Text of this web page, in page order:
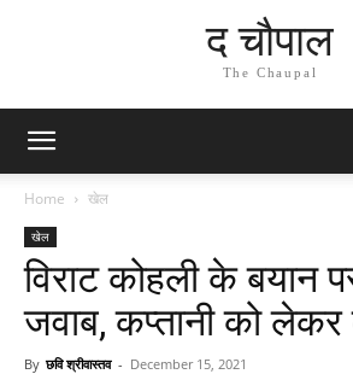
द चौपाल
The Chaupal
Home खेल
खेल
विराट कोहली के बयान
जवाब, कप्तानी को लेकर
By छवि श्रीवास्तव - December 15, 2021